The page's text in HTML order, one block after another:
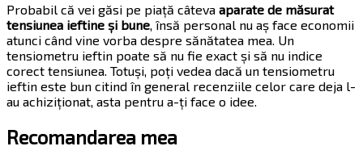
Probabil că vei găsi pe piață câteva aparate de măsurat
tensiunea ieftine și bune, însă personal nu aș face economii
atunci când vine vorba despre sănătatea mea. Un
tensiometru ieftin poate să nu fie exact și să nu indice
corect tensiunea. Totuși, poți vedea dacă un tensiometru
ieftin este bun citind în general recenziile celor care deja l-
au achiziționat, asta pentru a-ți face o idee.
Recomandarea mea